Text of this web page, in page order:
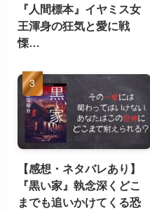
『人間標本』イヤミス女
王渾身の狂気と愛に戦
慄…
【感想・ネタバレあり】
『黒い家』執念深くどこ
までも追いかけてくる恐